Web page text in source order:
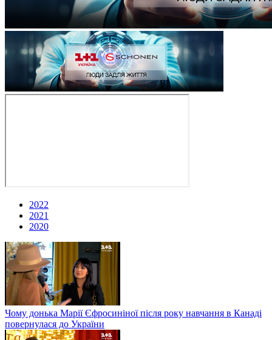
2022
2021
2020
Чому донька Марії Єфросиніної після року навчання в Канаді
повернулася до України